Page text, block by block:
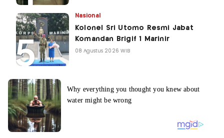
Nasional
Kolonel Sri Utomo Resmi Jabat
Komandan Brigif 1 Marinir
08 Agustus 2026 WIB